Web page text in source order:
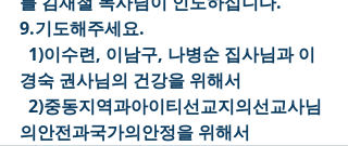
9.기도해주세요.
1)이수련, 이남구, 나병순 집사님과 이
경숙 권사님의 건강을 위해서
2)중동지역과아이티선교지의선교사님
의안전과국가의안정을 위해서